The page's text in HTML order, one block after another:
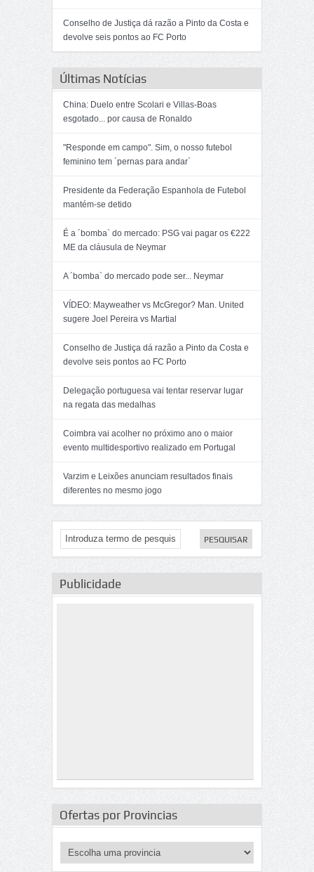
Conselho de Justiça dá razão a Pinto da Costa e
devolve seis pontos ao FC Porto
Últimas Notícias
China: Duelo entre Scolari e Villas-Boas
esgotado... por causa de Ronaldo
"Responde em campo". Sim, o nosso futebol
feminino tem ´pernas para andar`
Presidente da Federação Espanhola de Futebol
mantém-se detido
É a ´bomba` do mercado: PSG vai pagar os €222
ME da cláusula de Neymar
A ´bomba` do mercado pode ser... Neymar
VÍDEO: Mayweather vs McGregor? Man. United
sugere Joel Pereira vs Martial
Conselho de Justiça dá razão a Pinto da Costa e
devolve seis pontos ao FC Porto
Delegação portuguesa vai tentar reservar lugar
na regata das medalhas
Coimbra vai acolher no próximo ano o maior
evento multidesportivo realizado em Portugal
Varzim e Leixões anunciam resultados finais
diferentes no mesmo jogo
Publicidade
Ofertas por Provincias